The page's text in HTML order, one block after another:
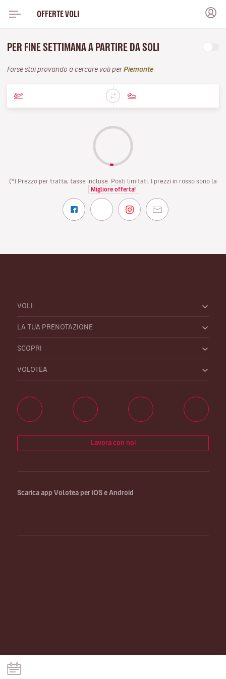
OFFERTE VOLI
PER FINE SETTIMANA A PARTIRE DA SOLI
Forse stai provando a cercare voli perPiemonte
(*) Prezzo per tratta, tasse incluse. Posti limitati. I prezzi in rosso sono la
Migliore offerta!
VOLI
LA TUA PRENOTAZIONE
SCOPRI
VOLOTEA
Lavora con noi
Scarica app Volotea per iOS e Android